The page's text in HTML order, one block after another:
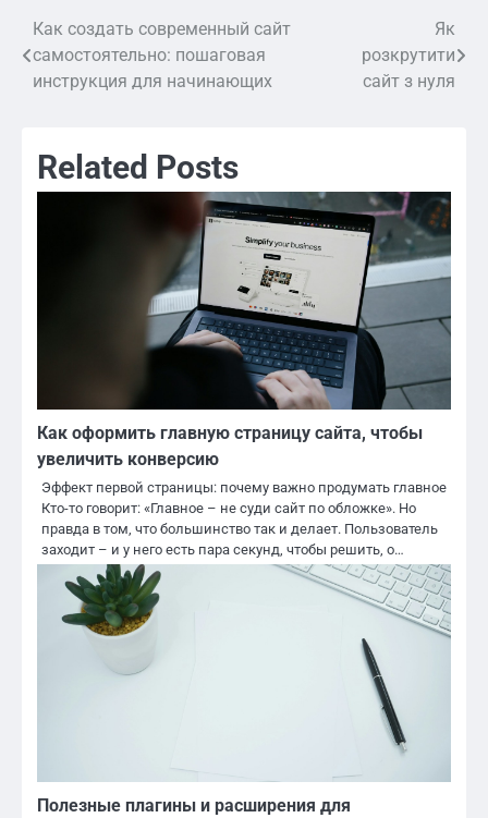
Навигация
по
Как создать современный сайт
самостоятельно: пошаговая
инструкция для начинающих
Як
розкрутити
сайт з нуля
Related Posts
Как оформить главную страницу сайта, чтобы
увеличить конверсию
Эффект первой страницы: почему важно продумать главное
Кто-то говорит: «Главное – не суди сайт по обложке». Но
правда в том, что большинство так и делает. Пользователь
заходит – и у него есть пара секунд, чтобы решить, о…
Полезные плагины и расширения для